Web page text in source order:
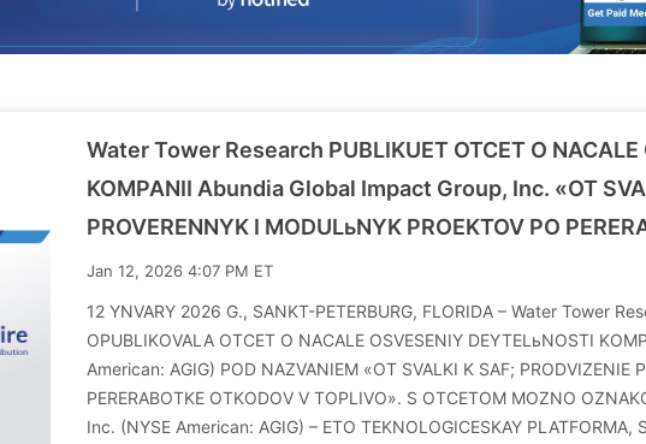
Water Tower Research PUBLIKUET OTCET O
KOMPANII Abundia Global Impact Group, Inc. «OT
PROVERENNYK I MODULьNYK PROEKTOV PO
Jan 12, 2026 4:07 PM ET
12 YNVARY 2026 G., SANKT-PETERBURG, FLORIDA – Water Tower
OPUBLIKOVALA OTCET O NACALE OSVESENIY DEYTELьNOSTI
American: AGIG) POD NAZVANIEM «OT SVALKI K SAF; PRODVIZENIE
PERERABOTKE OTKODOV V TOPLIVO». S OTCETOM MOZNO
Inc. (NYSE American: AGIG) – ETO TEKNOLOGICESKAY PLATFORMA,